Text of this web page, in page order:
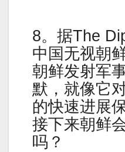
8。据The
中国无视朝
朝鲜发射军
默，就像它
的快速进展
接下来朝鲜
吗？